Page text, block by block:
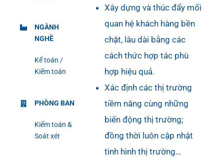
NGÀNH
NGHỀ
Kế toán /
Kiểm toán
PHÒNG BAN
Kiểm toán &
Soát xét
Xây dựng và thúc đẩy mối
quan hệ khách hàng bền
chặt, lâu dài bằng các
cách thức hợp tác phù
hợp hiệu quả.
Xác định các thị trường
tiềm năng cùng những
biến động thị trường;
đồng thời luôn cập nhật
tình hình thị trường…